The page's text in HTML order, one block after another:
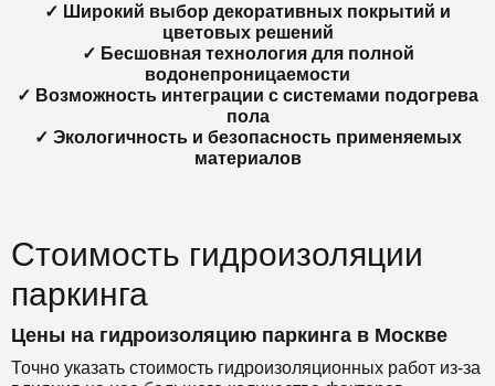
✓ Широкий выбор декоративных покрытий и
цветовых решений
✓ Бесшовная технология для полной
водонепроницаемости
✓ Возможность интеграции с системами подогрева
пола
✓ Экологичность и безопасность применяемых
материалов
Стоимость гидроизоляции
паркинга
Цены на гидроизоляцию паркинга в Москве
Точно указать стоимость гидроизоляционных работ из-за